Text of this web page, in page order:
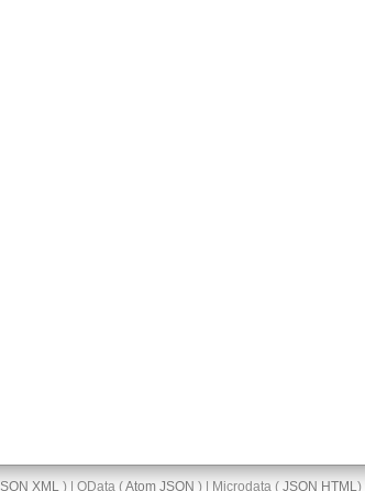
XML) | OData (Atom JSON ) | Microdata ( JSON HTML) |